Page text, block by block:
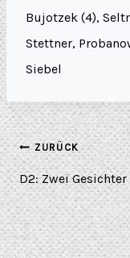
Bujotzek (4),
Stettner,
Siebel
ZURÜCK
D2: Zwei Gesichter